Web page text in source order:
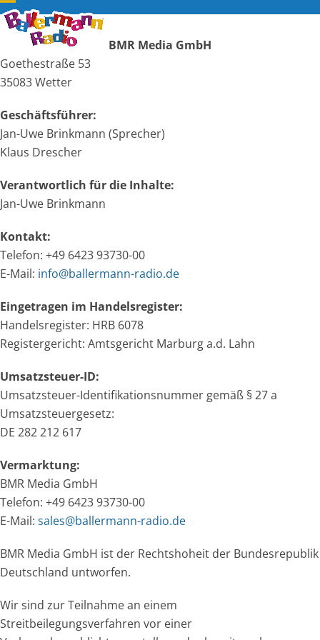
Skip
to
content
Open
mobile
menu
Close
mobile
menu
BMR Media GmbH
Goethestraße 53
35083 Wetter
Geschäftsführer:
Jan-Uwe Brinkmann (Sprecher)
Klaus Drescher
Verantwortlich für die Inhalte:
Jan-Uwe Brinkmann
Kontakt:
Telefon: +49 6423 93730-00
E-Mail: info@ballermann-radio.de
Eingetragen im Handelsregister:
Handelsregister: HRB 6078
Registergericht: Amtsgericht Marburg a.d. Lahn
Umsatzsteuer-ID:
Umsatzsteuer-Identifikationsnummer gemäß § 27 a
Umsatzsteuergesetz:
DE 282 212 617
Vermarktung:
BMR Media GmbH
Telefon: +49 6423 93730-00
E-Mail: sales@ballermann-radio.de
BMR Media GmbH ist der Rechtshoheit der Bundesrepublik
Deutschland untworfen.
Wir sind zur Teilnahme an einem
Streitbeilegungsverfahren vor einer